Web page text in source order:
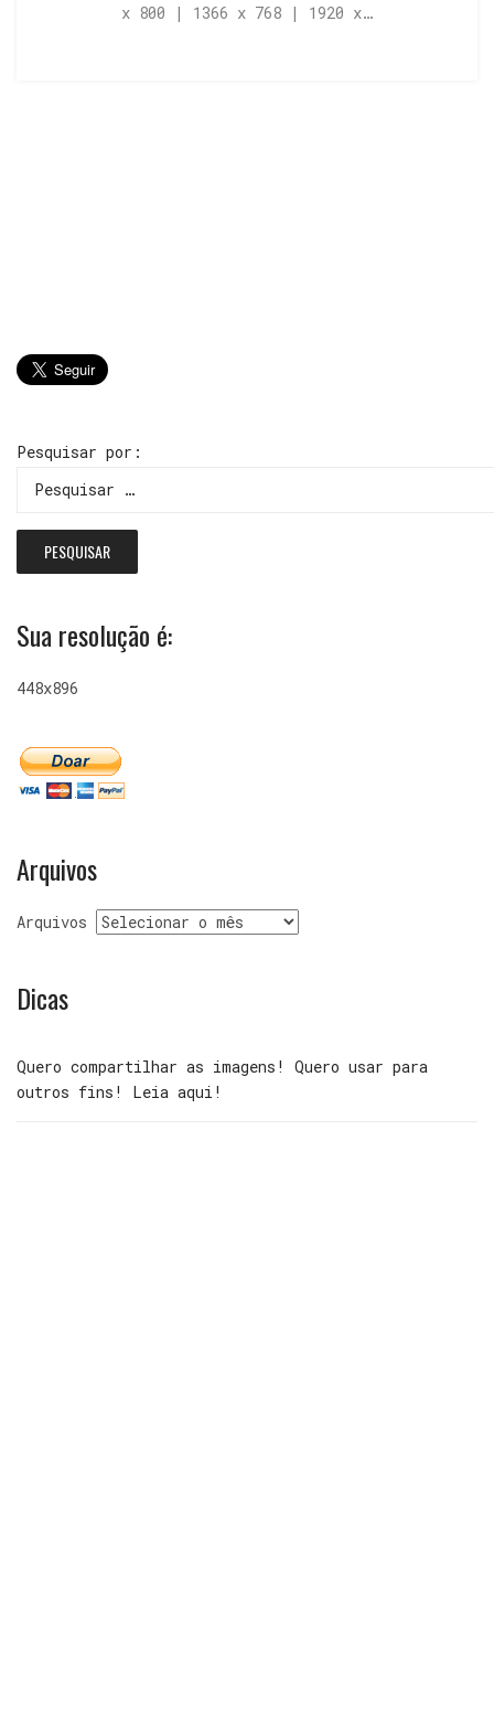
x 800 | 1366 x 768 | 1920 x…
Pesquisar por:
Sua resolução é:
448x896
Arquivos
Arquivos
Dicas
Quero compartilhar as imagens! Quero usar para
outros fins! Leia aqui!